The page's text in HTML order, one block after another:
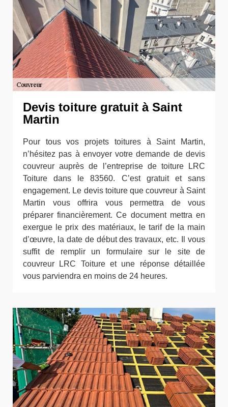
Devis toiture gratuit à Saint
Martin
Pour tous vos projets toitures à Saint Martin,
n’hésitez pas à envoyer votre demande de devis
couvreur auprès de l’entreprise de toiture LRC
Toiture dans le 83560. C’est gratuit et sans
engagement. Le devis toiture que couvreur à Saint
Martin vous offrira vous permettra de vous
préparer financièrement. Ce document mettra en
exergue le prix des matériaux, le tarif de la main
d’œuvre, la date de début des travaux, etc. Il vous
suffit de remplir un formulaire sur le site de
couvreur LRC Toiture et une réponse détaillée
vous parviendra en moins de 24 heures.